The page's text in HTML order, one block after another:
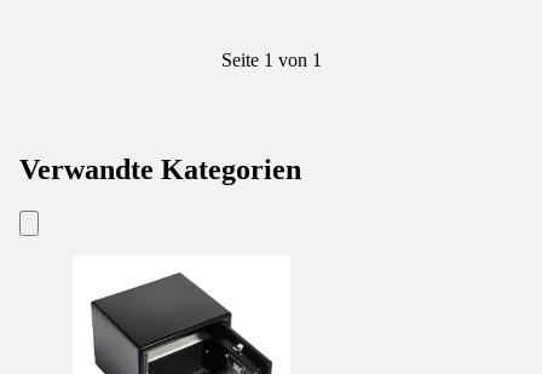
Seite 1 von 1
Verwandte Kategorien